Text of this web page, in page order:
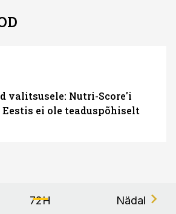
valitsusele: Nutri-Score'i
ei ole teaduspõhiselt
72H Nädal